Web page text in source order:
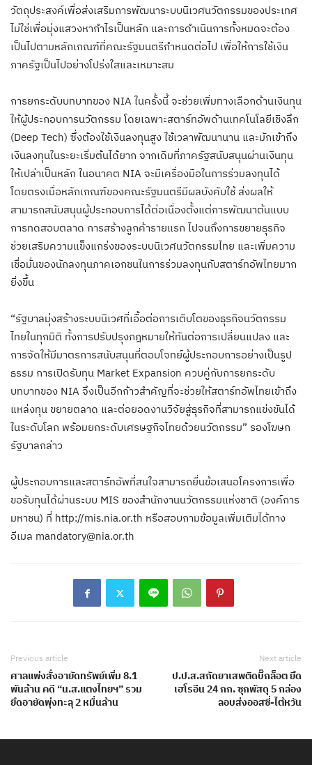
วัตถุประสงค์เพื่อส่งเสริมการพัฒนาระบบนิเวศนวัตกรรมของประเทศ
ไม่ใช่เพื่อมุ่งแสวงหากำไรเป็นหลัก และการดำเนินการทั้งหมดจะต้อง
เป็นไปตามหลักเกณฑ์ที่คณะรัฐมนตรีกำหนดต่อไป เพื่อให้การใช้เงิน
ภาครัฐเป็นไปอย่างโปร่งใสและเหมาะสม
การยกระดับบทบาทของ NIA ในครั้งนี้ จะช่วยเพิ่มทางเลือกด้านเงินทุน
ให้ผู้ประกอบการนวัตกรรม โดยเฉพาะสตาร์ทอัพด้านเทคโนโลยีเชิงลึก
(Deep Tech) ซึ่งต้องใช้เงินลงทุนสูง ใช้เวลาพัฒนานาน และมักเข้าถึง
เงินลงทุนในระยะเริ่มต้นได้ยาก จากเดิมที่ภาครัฐสนับสนุนผ่านเงินทุน
ให้เปล่าเป็นหลัก ในอนาคต NIA จะมีเครื่องมือในการร่วมลงทุนได้
โดยตรงเมื่อหลักเกณฑ์ของคณะรัฐมนตรีมีผลบังคับใช้ ส่งผลให้
สามารถสนับสนุนผู้ประกอบการได้ต่อเนื่องตั้งแต่การพัฒนาต้นแบบ
การทดสอบตลาด การสร้างลูกค้ารายแรก ไปจนถึงการขยายธุรกิจ
ช่วยเสริมความแข็งแกร่งของระบบนิเวศนวัตกรรมไทย และเพิ่มความ
เชื่อมั่นของนักลงทุนภาคเอกชนในการร่วมลงทุนกับสตาร์ทอัพไทยมาก
ยิ่งขึ้น
“รัฐบาลมุ่งสร้างระบบนิเวศที่เอื้อต่อการเติบโตของธุรกิจนวัตกรรม
ไทยในทุกมิติ ทั้งการปรับปรุงกฎหมายให้ทันต่อการเปลี่ยนแปลง และ
การจัดให้มีมาตรการสนับสนุนที่ตอบโจทย์ผู้ประกอบการอย่างเป็นรูป
ธรรม การเปิดรับทุน Market Expansion ควบคู่กับการยกระดับ
บทบาทของ NIA จึงเป็นอีกก้าวสำคัญที่จะช่วยให้สตาร์ทอัพไทยเข้าถึง
แหล่งทุน ขยายตลาด และต่อยอดงานวิจัยสู่ธุรกิจที่สามารถแข่งขันได้
ในระดับโลก พร้อมยกระดับเศรษฐกิจไทยด้วยนวัตกรรม” รองโฆษก
รัฐบาลกล่าว
ผู้ประกอบการและสตาร์ทอัพที่สนใจสามารถยื่นข้อเสนอโครงการเพื่อ
ขอรับทุนได้ผ่านระบบ MIS ของสำนักงานนวัตกรรมแห่งชาติ (องค์การ
มหาชน) ที่ http://mis.nia.or.th หรือสอบถามข้อมูลเพิ่มเติมได้ทาง
อีเมล mandatory@nia.or.th
Previous article
ศาลแพ่งสั่งอายัดทรัพย์เพิ่ม 8.1
พันล้าน คดี “น.ส.แตงไทยฯ” รวม
ยึดอายัดพุ่งทะลุ 2 หมื่นล้าน
Next article
ป.ป.ส.สกัดยาเสพติดบิ๊กล็อต ยึด
เฮโรอีน 24 กก. ซุกพัสดุ 5 กล่อง
ลอบส่งออสซี่-ไต้หวัน